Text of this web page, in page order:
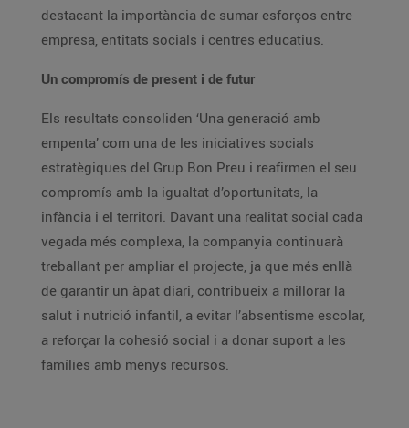
destacant la importància de sumar esforços entre
empresa, entitats socials i centres educatius.
Un compromís de present i de futur
Els resultats consoliden ‘Una generació amb
empenta’ com una de les iniciatives socials
estratègiques del Grup Bon Preu i reafirmen el seu
compromís amb la igualtat d’oportunitats, la
infància i el territori. Davant una realitat social cada
vegada més complexa, la companyia continuarà
treballant per ampliar el projecte, ja que més enllà
de garantir un àpat diari, contribueix a millorar la
salut i nutrició infantil, a evitar l’absentisme escolar,
a reforçar la cohesió social i a donar suport a les
famílies amb menys recursos.